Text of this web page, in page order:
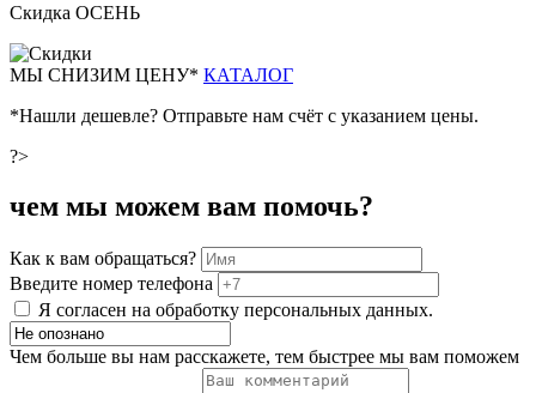
Скидка ОСЕНЬ
МЫ СНИЗИМ ЦЕНУ* КАТАЛОГ
*Нашли дешевле? Отправьте нам счёт с указанием цены.
?>
чем мы можем вам помочь?
Как к вам обращаться?
Введите номер телефона
Я согласен на обработку персональных данных.
Чем больше вы нам расскажете, тем быстрее мы вам поможем